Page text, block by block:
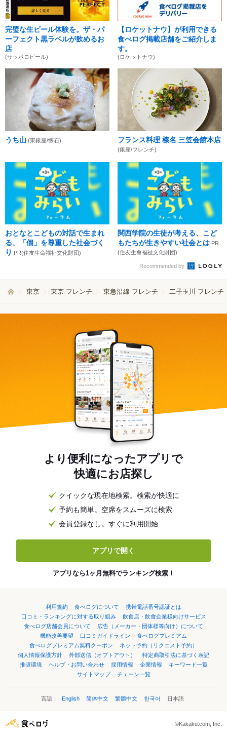
完璧な生ビール体験を。ザ・パ
ーフェクト黒ラベルが飲めるお
店
(サッポロビール)
【ロケットナウ】が利用できる
食べログ掲載店舗をご紹介しま
す。
(ロケットナウ)
うち山 (東銀座/懐石) フランス料理 榛名 三笠会館本店
(銀座/フレンチ)
おとなとこどもの対話で生まれ
る、「個」を尊重した社会づく
り PR(住友生命福祉文化財団)
関西学院の生徒が考える、こど
もたちが生きやすい社会とは PR
(住友生命福祉文化財団)
Recommended by
東京 東京 フレンチ 東急沿線 フレンチ 二子玉川 フレンチ
より便利になったアプリで
快適にお店探し
クイックな現在地検索。検索が快適に
予約も簡単。空席をスムーズに検索
会員登録なし。すぐに利用開始
アプリで開く
アプリなら1ヶ月無料でランキング検索！
利用規約 食べログについて
携帯電話番号認証とは
口コミ・ランキングに対する取り組み
飲食店・飲食企業様向けサービス
食べログ店舗会員について
広告（メーカー・団体様等向け）について
機能改善要望
口コミガイドライン
食べログプレミアム
食べログプレミアム無料クーポン
ネット予約（リクエスト予約）
個人情報保護方針
外部送信（オプトアウト）
特定商取引法に基づく表記
推奨環境
ヘルプ・お問い合わせ 採用情報 企業情報
キーワード一覧
サイトマップ
チェーン一覧
言語： English 简体中文 繁體中文 한국어 日本語
©Kakaku.com, Inc.